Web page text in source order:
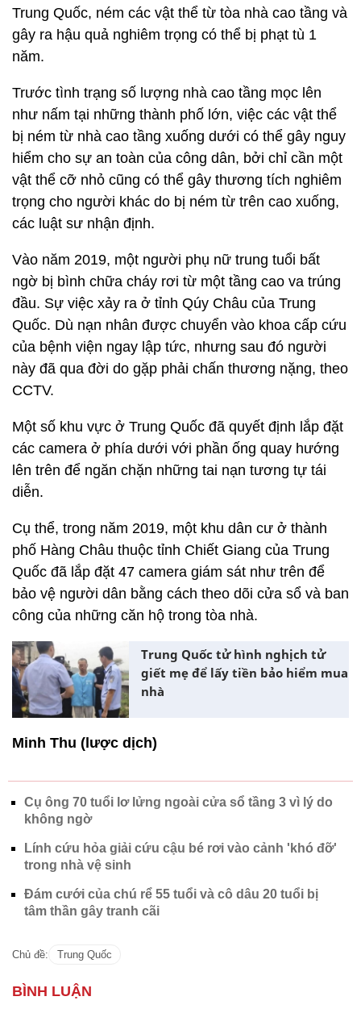
Trung Quốc, ném các vật thể từ tòa nhà cao tầng và
gây ra hậu quả nghiêm trọng có thể bị phạt tù 1
năm.
Trước tình trạng số lượng nhà cao tầng mọc lên
như nấm tại những thành phố lớn, việc các vật thể
bị ném từ nhà cao tầng xuống dưới có thể gây nguy
hiểm cho sự an toàn của công dân, bởi chỉ cần một
vật thể cỡ nhỏ cũng có thể gây thương tích nghiêm
trọng cho người khác do bị ném từ trên cao xuống,
các luật sư nhận định.
Vào năm 2019, một người phụ nữ trung tuổi bất
ngờ bị bình chữa cháy rơi từ một tầng cao va trúng
đầu. Sự việc xảy ra ở tỉnh Qúy Châu của Trung
Quốc. Dù nạn nhân được chuyển vào khoa cấp cứu
của bệnh viện ngay lập tức, nhưng sau đó người
này đã qua đời do gặp phải chấn thương nặng, theo
CCTV.
Một số khu vực ở Trung Quốc đã quyết định lắp đặt
các camera ở phía dưới với phần ống quay hướng
lên trên để ngăn chặn những tai nạn tương tự tái
diễn.
Cụ thể, trong năm 2019, một khu dân cư ở thành
phố Hàng Châu thuộc tỉnh Chiết Giang của Trung
Quốc đã lắp đặt 47 camera giám sát như trên để
bảo vệ người dân bằng cách theo dõi cửa sổ và ban
công của những căn hộ trong tòa nhà.
Trung Quốc tử hình nghịch tử
giết mẹ để lấy tiền bảo hiểm mua
nhà
Minh Thu (lược dịch)
Cụ ông 70 tuổi lơ lửng ngoài cửa sổ tầng 3 vì lý do
không ngờ
Lính cứu hỏa giải cứu cậu bé rơi vào cảnh 'khó đỡ'
trong nhà vệ sinh
Đám cưới của chú rể 55 tuổi và cô dâu 20 tuổi bị
tâm thần gây tranh cãi
Chủ đề: Trung Quốc